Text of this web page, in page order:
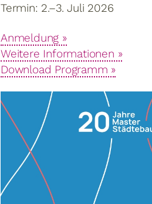
Termin: 2.–3. Juli 2026
Anmeldung »
Weitere Informationen »
Download Programm »